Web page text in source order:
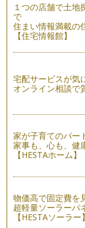
ハーブで夏の食卓
７月も半ばにな
いこのごろ。 雨
今回は、前回作
りをご紹介しま
梅雨入りしたこ
す。 この季節気
おしゃれで爽やか
爽やかな風が吹
しい日もあり、
ハーブ生活のす
気温も高くなり
並び始めましたね
１つの店舗で土地
で
住まい情報満載の
【住宅情報館】
宅配サービスが気
オンライン相談で
家が子育てのパー
家事も、心も、健
【HESTAホーム】
物価高で固定費を
超軽量ソーラーパ
【HESTAソーラー】